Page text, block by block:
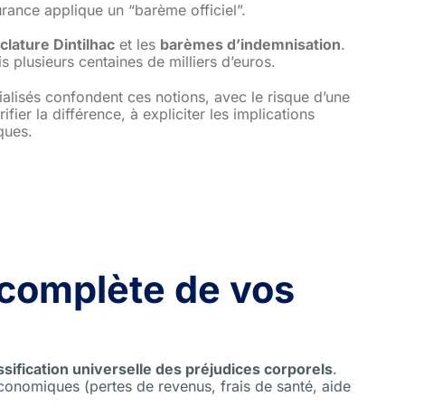
applique un “barème officiel”.
Dintilhac et les barèmes d’indemnisation.
centaines de milliers d’euros.
confondent ces notions, avec le risque d’une
la différence, à expliciter les implications
de vos
universelle des préjudices corporels.
(pertes de revenus, frais de santé, aide